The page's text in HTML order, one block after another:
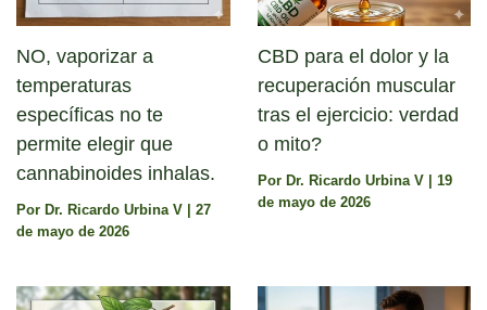
NO, vaporizar a
temperaturas
específicas no te
permite elegir que
cannabinoides inhalas.
Por Dr. Ricardo Urbina V
27
de mayo de 2026
CBD para el dolor y la
recuperación muscular
tras el ejercicio: verdad
o mito?
Por Dr. Ricardo Urbina V
19
de mayo de 2026